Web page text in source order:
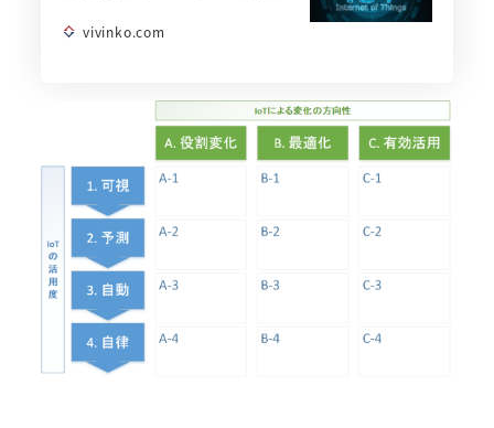
vivinko.com